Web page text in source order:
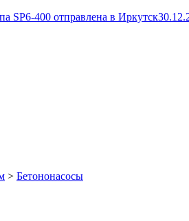
SP6-400 отправлена в Иркутск
> Бетононасосы